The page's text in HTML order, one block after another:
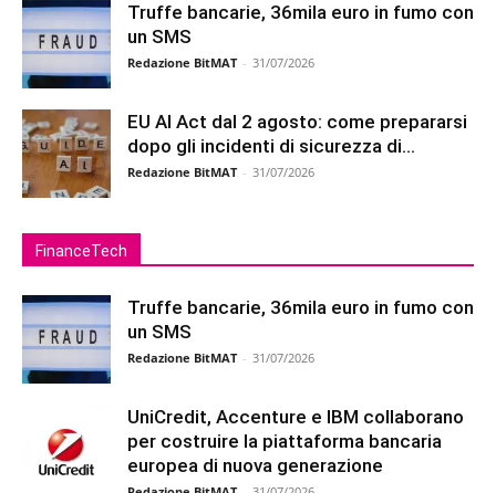
Truffe bancarie, 36mila euro in fumo con
un SMS
Redazione BitMAT - 31/07/2026
EU AI Act dal 2 agosto: come prepararsi
dopo gli incidenti di sicurezza di...
Redazione BitMAT - 31/07/2026
FinanceTech
Truffe bancarie, 36mila euro in fumo con
un SMS
Redazione BitMAT - 31/07/2026
UniCredit, Accenture e IBM collaborano
per costruire la piattaforma bancaria
europea di nuova generazione